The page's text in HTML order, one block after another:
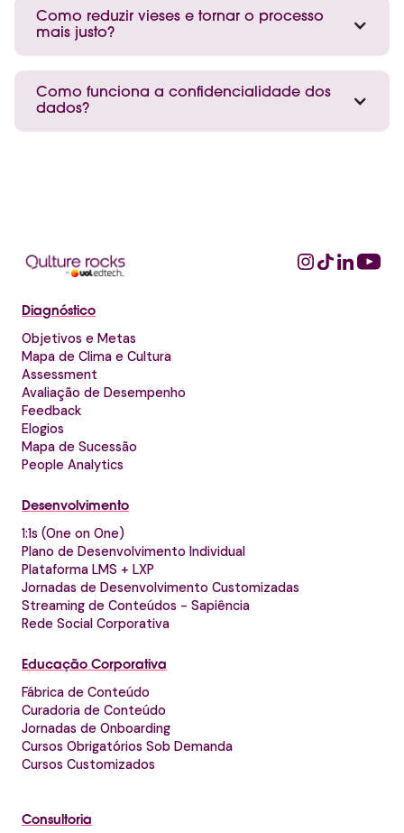
Como reduzir vieses e tornar o processo
mais justo?
Como funciona a confidencialidade dos
dados?
Diagnóstico
Objetivos e Metas
Mapa de Clima e Cultura
Assessment
Avaliação de Desempenho
Feedback
Elogios
Mapa de Sucessão
People Analytics
Desenvolvimento
1:1s (One on One)
Plano de Desenvolvimento Individual
Plataforma LMS + LXP
Jornadas de Desenvolvimento Customizadas
Streaming de Conteúdos - Sapiência
Rede Social Corporativa
Educação Corporativa
Fábrica de Conteúdo
Curadoria de Conteúdo
Jornadas de Onboarding
Cursos Obrigatórios Sob Demanda
Cursos Customizados
Consultoria